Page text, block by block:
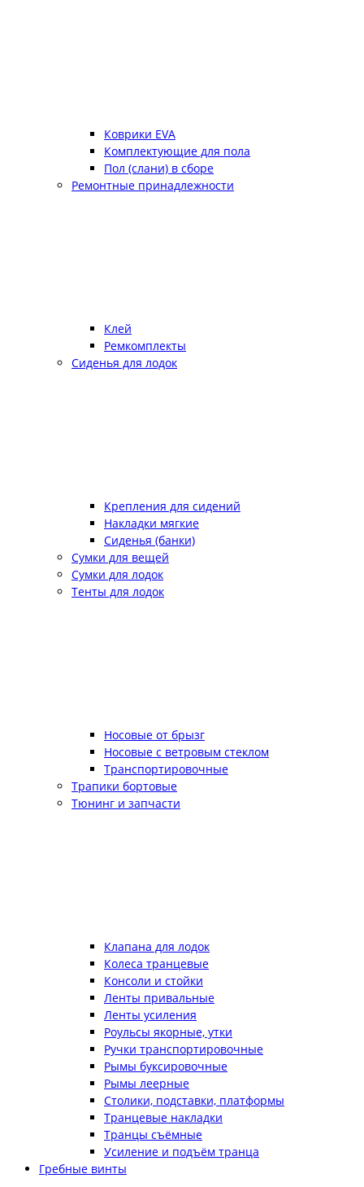
Коврики EVA
Комплектующие для пола
Пол (слани) в сборе
Ремонтные принадлежности
Клей
Ремкомплекты
Сиденья для лодок
Крепления для сидений
Накладки мягкие
Сиденья (банки)
Сумки для вещей
Сумки для лодок
Тенты для лодок
Носовые от брызг
Носовые с ветровым стеклом
Транспортировочные
Трапики бортовые
Тюнинг и запчасти
Клапана для лодок
Колеса транцевые
Консоли и стойки
Ленты привальные
Ленты усиления
Роульсы якорные, утки
Ручки транспортировочные
Рымы буксировочные
Рымы леерные
Столики, подставки, платформы
Транцевые накладки
Транцы съёмные
Усиление и подъём транца
Гребные винты